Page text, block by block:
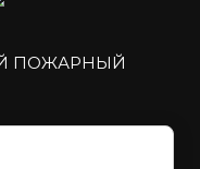
ПОЖАРНЫЙ